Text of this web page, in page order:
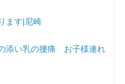
ます|尼崎
添い乳の腰痛 お子様連れ